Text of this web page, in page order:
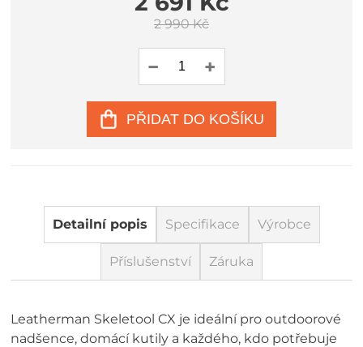
2 990 Kč
PŘIDAT DO KOŠÍKU
Detailní popis Specifikace Výrobce
Příslušenství Záruka
Leatherman Skeletool CX je ideální pro outdoorové
nadšence, domácí kutily a každého, kdo potřebuje